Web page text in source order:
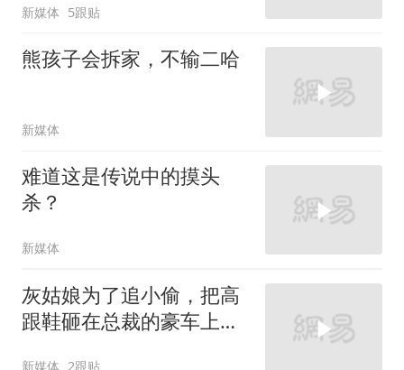
新媒体 5跟贴
熊孩子会拆家，不输二哈
新媒体
难道这是传说中的摸头
杀？
新媒体
灰姑娘为了追小偷，把高
跟鞋砸在总裁的豪车上，
新媒体 2跟贴